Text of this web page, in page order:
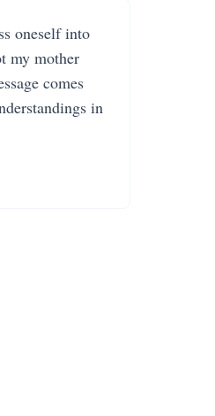
oneself into
my mother
comes
in